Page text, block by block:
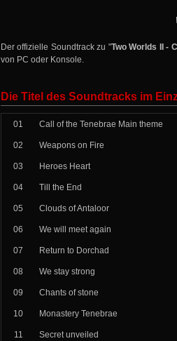
Der offizielle Soundtrack zu "Two Worlds II -
von PC oder Konsole.
Die Titel des Soundtracks im
01 Call of the Tenebrae Main theme
02 Weapons on Fire
03 Heroes Heart
04 Till the End
05 Clouds of Antaloor
06 We will meet again
07 Return to Dorchad
08 We stay strong
09 Chants of stone
10 Monastery Tenebrae
11 Secret unveiled